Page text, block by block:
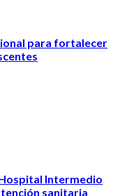
para fortalecer
Intermedio
sanitaria